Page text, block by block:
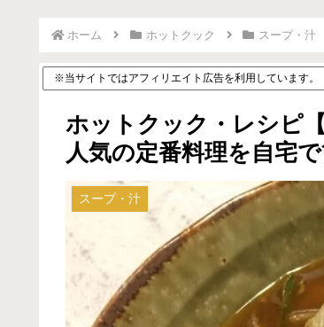
ホーム ホットクック スープ・汁
※当サイトではアフィリエイト広告を利用しています。
ホットクック・レシピ
人気の定番料理を自宅で
スープ・汁